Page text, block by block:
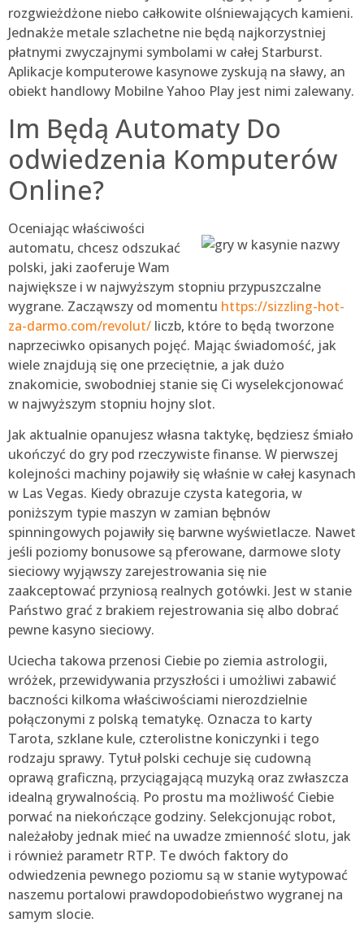
rozgwieżdżone niebo całkowite olśniewających kamieni.
Jednakże metale szlachetne nie będą najkorzystniej
płatnymi zwyczajnymi symbolami w całej Starburst.
Aplikacje komputerowe kasynowe zyskują na sławy, an
obiekt handlowy Mobilne Yahoo Play jest nimi zalewany.
Im Będą Automaty Do
odwiedzenia Komputerów
Online?
Oceniając właściwości
automatu, chcesz odszukać
polski, jaki zaoferuje Wam
największe i w najwyższym stopniu przypuszczalne
wygrane. Zacząwszy od momentu https://sizzling-hot-
za-darmo.com/revolut/ liczb, które to będą tworzone
naprzeciwko opisanych pojęć. Mając świadomość, jak
wiele znajdują się one przeciętnie, a jak dużo
znakomicie, swobodniej stanie się Ci wyselekcjonować
w najwyższym stopniu hojny slot.
Jak aktualnie opanujesz własna taktykę, będziesz śmiało
ukończyć do gry pod rzeczywiste finanse. W pierwszej
kolejności machiny pojawiły się właśnie w całej kasynach
w Las Vegas. Kiedy obrazuje czysta kategoria, w
poniższym typie maszyn w zamian bębnów
spinningowych pojawiły się barwne wyświetlacze. Nawet
jeśli poziomy bonusowe są pferowane, darmowe sloty
sieciowy wyjąwszy zarejestrowania się nie
zaakceptować przyniosą realnych gotówki. Jest w stanie
Państwo grać z brakiem rejestrowania się albo dobrać
pewne kasyno sieciowy.
Uciecha takowa przenosi Ciebie po ziemia astrologii,
wróżek, przewidywania przyszłości i umożliwi zabawić
baczności kilkoma właściwościami nierozdzielnie
połączonymi z polską tematykę. Oznacza to karty
Tarota, szklane kule, czterolistne koniczynki i tego
rodzaju sprawy. Tytuł polski cechuje się cudowną
oprawą graficzną, przyciągającą muzyką oraz zwłaszcza
idealną grywalnością. Po prostu ma możliwość Ciebie
porwać na niekończące godziny. Selekcjonując robot,
należałoby jednak mieć na uwadze zmienność slotu, jak
i również parametr RTP. Te dwóch faktory do
odwiedzenia pewnego poziomu są w stanie wytypować
naszemu portalowi prawdopodobieństwo wygranej na
samym slocie.